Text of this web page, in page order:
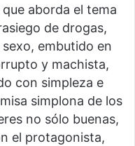
aborda el tema
de drogas,
embutido en
y machista,
con simpleza e
simplona de los
no sólo buenas,
el protagonista,